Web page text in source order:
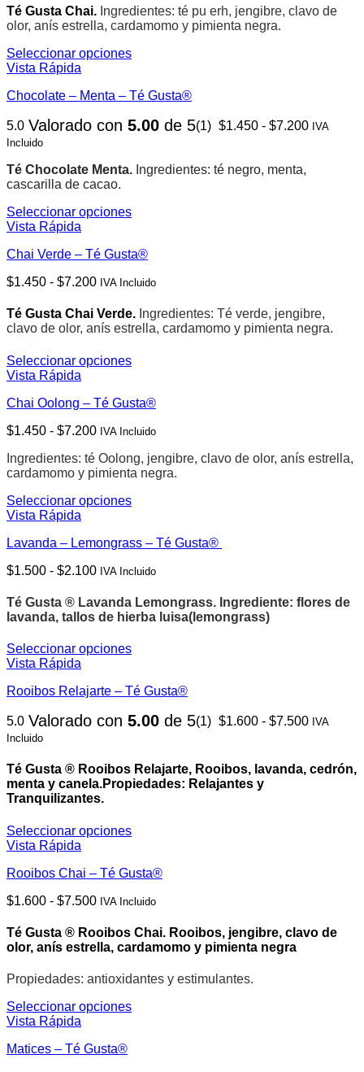
se
pueden
en
la
de
desde
Té Gusta Chai. Ingredientes: té pu erh, jengibre, clavo de
olor, anís estrella, cardamomo y pimienta negra.
Seleccionar opciones
Este
tiene
variantes.
Las
se
pueden
en
la
de
Vista Rápida
Chocolate – Menta – Té Gusta®
5.0 Valorado con 5.00 de 5(1) $1.450 - $7.200Rango
IVA
Incluido
Té Chocolate Menta. Ingredientes: té negro, menta,
cascarilla de cacao.
Seleccionar opciones
Este
tiene
variantes.
opciones
se
elegir
en
página
producto
Vista Rápida
Chai Verde – Té Gusta®
$1.450 - $7.200Rango
precios:
desde
hasta
$7.200
IVA Incluido
Té Gusta Chai Verde. Ingredientes: Té verde, jengibre,
clavo de olor, anís estrella, cardamomo y pimienta negra.
Seleccionar opciones
Este
tiene
variantes.
opciones
se
elegir
en
la
página
de
producto
Vista Rápida
Chai Oolong – Té Gusta®
$1.450 - $7.200Rango
precios:
desde
hasta
IVA Incluido
Ingredientes: té Oolong, jengibre, clavo de olor, anís estrella,
cardamomo y pimienta negra.
Seleccionar opciones
Este
tiene
variantes.
opciones
se
elegir
en
página
producto
Vista Rápida
Lavanda – Lemongrass – Té Gusta®
$1.500 - $2.100Rango
precios:
desde
hasta
$2.100
IVA Incluido
Té Gusta ® Lavanda Lemongrass. Ingrediente: flores de
lavanda, tallos de hierba luisa(lemongrass)
Seleccionar opciones
Este
tiene
variantes.
Las
se
pueden
elegir
la
página
de
producto
Vista Rápida
Rooibos Relajarte – Té Gusta®
5.0 Valorado con 5.00 de 5(1) $1.600 - $7.500Rango
desde
$1.600
IVA
Incluido
Té Gusta ® Rooibos Relajarte, Rooibos, lavanda, cedrón,
menta y canela.Propiedades: Relajantes y
Tranquilizantes.
Seleccionar opciones
Este
tiene
variantes.
opciones
se
elegir
la
página
producto
Vista Rápida
Rooibos Chai – Té Gusta®
$1.600 - $7.500Rango
precios:
desde
hasta
$7.500
IVA Incluido
Té Gusta ® Rooibos Chai. Rooibos, jengibre, clavo de
olor, anís estrella, cardamomo y pimienta negra
Propiedades: antioxidantes y estimulantes.
Seleccionar opciones
Este
tiene
Vista Rápida
Matices – Té Gusta®